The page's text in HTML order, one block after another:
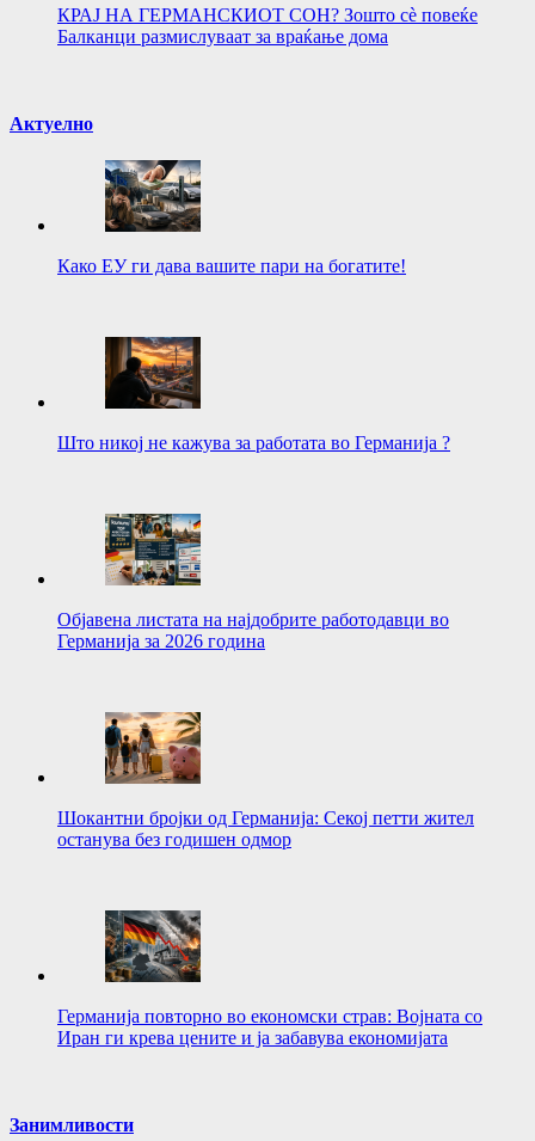
КРАЈ НА ГЕРМАНСКИОТ СОН? Зошто сè повеќе
Балканци размислуваат за враќање дома
Актуелно
Како ЕУ ги дава вашите пари на богатите!
Што никој не кажува за работата во Германија ?
Објавена листата на најдобрите работодавци во
Германија за 2026 година
Шокантни бројки од Германија: Секој петти жител
останува без годишен одмор
Германија повторно во економски страв: Војната со
Иран ги крева цените и ја забавува економијата
Занимливости